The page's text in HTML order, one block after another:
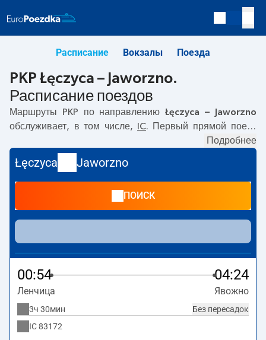
Расписание Вокзалы Поезда
PKP Łęczyca – Jaworzno.
Расписание поездов
Маршруты PKP по направлению Łęczyca – Jaworzno
обслуживает, в том числе,
IC. Первый прямой поезд
поезд до Jaworzno отправляется в 15:23. Самое быстрое
путешествие предлагает прямой поезд
Поездка на нём занимает03:28 . По маршрутуŁęczyca–
также курсируют другие поезда:
предлагают более низкую цену билета и, как правило,
более долгое время в пути. Поезд заканчивает маршрут
на станции Jaworzno.
Подробнее
Łęczyca Jaworzno
ПОИСК
00:54 04:24
Ленчица Явожно
Без пересадок
3ч 30мин
IC83172